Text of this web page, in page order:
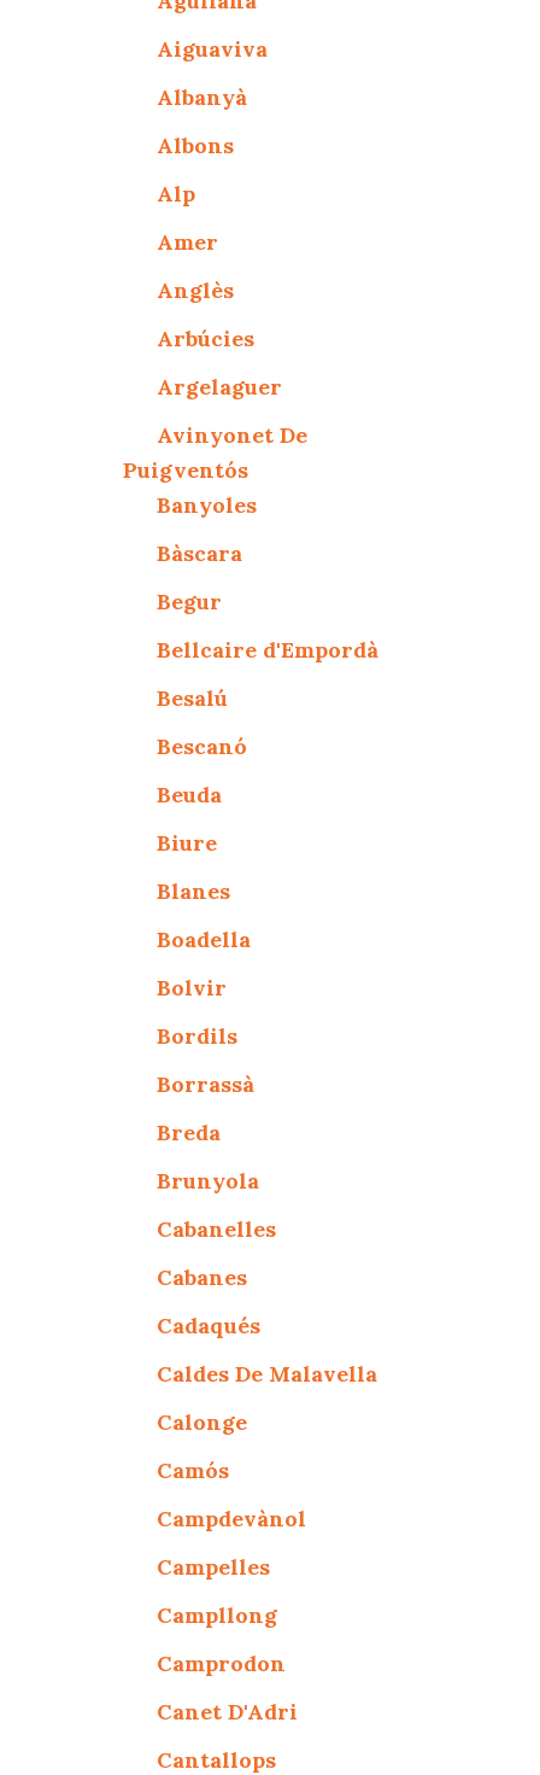
Aiguaviva
Albanyà
Albons
Alp
Amer
Anglès
Arbúcies
Argelaguer
Avinyonet De
Puigventós
Banyoles
Bàscara
Begur
Bellcaire d'Empordà
Besalú
Bescanó
Beuda
Biure
Blanes
Boadella
Bolvir
Bordils
Borrassà
Breda
Brunyola
Cabanelles
Cabanes
Cadaqués
Caldes De Malavella
Calonge
Camós
Campdevànol
Campelles
Campllong
Camprodon
Canet D'Adri
Cantallops